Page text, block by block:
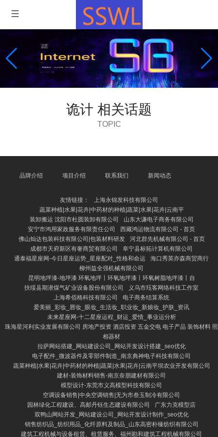
诡计 相关话题
TOPIC
品牌介绍 项目介绍 联系我们 新闻动态
友情链接：
上海永锦发科技有限公司
蔬菜种植|水果|花卉|中药材的种植|蔬菜|水果|花卉|云南平
装卸搬运 沈阳市杜圆装卸有限公司
山东大谦电子商务有限公司
安宁市鸿用家政服务有限责任公司
西藏鸿运物流有限公司 - 首页
佛山灿达包装科技有限公司|包装材料研发
河北群先机械有限公司 - 首页
成都市天府新区有奢商贸有限公司
阜宁县标拓计算机有限公司
通泰福星座网-今日星座运势_星座配对_性格和命运
海口秀英亦森商贸商行
柳州益全强机械有限公司
昆明地坪漆-地坪漆 环氧地坪丨环氧地坪漆丨环氧树脂地坪漆丨自
扶绥县期潜煤气矿业设备股份有限公司
义乌市珏客网络科技工作室
上海希佰格科技有限公司
电子商务结算系统
爱美丽_彩妆_唇妆_眼妆_生活妆_职业妆_新娘妆_护肤_资讯
未来星座网-十二星座运程_财运_爱情_事业运分析
珠海星河利实业发展有限公司 房地产投资 酒店投资 五金交电 电子产品 装饰材料 照
相器材
拉萨网站搭建_网站建设公司_网站开发设计搭建_seo优化
电子配件_微波器件及零部件制造_南京典神电子科技有限公司
蔬菜种植|水果|花卉|中药材的种植|蔬菜|水果|花卉|云南平坝农业开发有限公司
建材-装饰材料销售-南京奈朋建材有限公司
模型设计-东莞市义高模型科技有限公司
空调设备销售|中央空调销售|无为市叁玉制冷有限公司
园林绿化工程建设、高邮丹钰生态建设有限公司
广东力克模型店
双鸭山网站开发_网站建设公司_网站开发设计制作_seo优化
销售纺织品_纺织用品_化纤原料及制品_山东高密朴臻纺织有限公司
建筑工程机械与设备租赁、租赁服务、福州勘和建筑工程机械有限公司